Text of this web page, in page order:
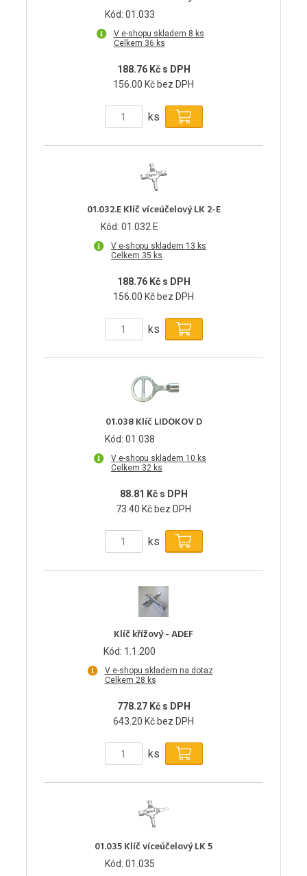
Kód: 01.033
V e-shopu skladem 8 ks
Celkem 36 ks
188.76 Kč s DPH
156.00 Kč bez DPH
ks
01.032.E Klíč víceúčelový LK 2-E
Kód: 01.032.E
V e-shopu skladem 13 ks
Celkem 35 ks
188.76 Kč s DPH
156.00 Kč bez DPH
ks
01.038 Klíč LIDOKOV D
Kód: 01.038
V e-shopu skladem 10 ks
Celkem 32 ks
88.81 Kč s DPH
73.40 Kč bez DPH
ks
Klíč křížový - ADEF
Kód: 1.1.200
V e-shopu skladem na dotaz
Celkem 28 ks
778.27 Kč s DPH
643.20 Kč bez DPH
ks
01.035 Klíč víceúčelový LK 5
Kód: 01.035